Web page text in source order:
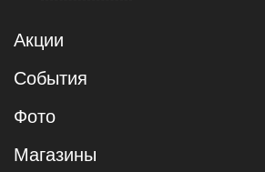
Акции
События
Фото
Магазины